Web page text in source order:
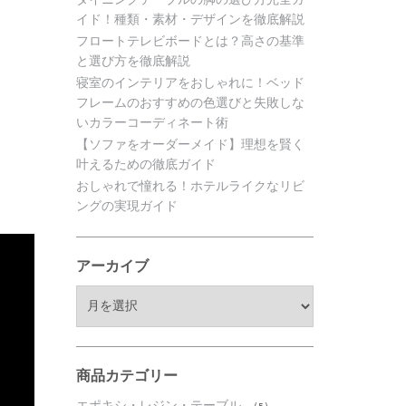
イド！種類・素材・デザインを徹底解説
フロートテレビボードとは？高さの基準
と選び方を徹底解説
寝室のインテリアをおしゃれに！ベッド
フレームのおすすめの色選びと失敗しな
いカラーコーディネート術
【ソファをオーダーメイド】理想を賢く
叶えるための徹底ガイド
おしゃれで憧れる！ホテルライクなリビ
ングの実現ガイド
アーカイブ
ブ
商品カテゴリー